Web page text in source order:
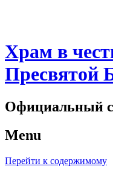
Храм в
Пресвятой
Официальный
Menu
Перейти к содержимому